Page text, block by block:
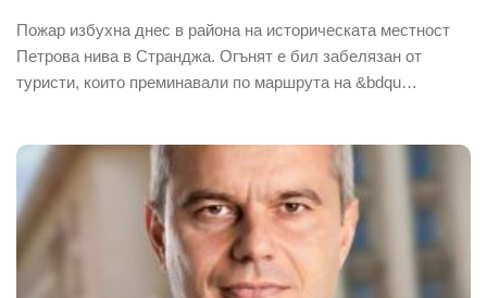
Пожар избухна днес в района на историческата местност
Петрова нива в Странджа. Огънят е бил забелязан от
туристи, които преминавали по маршрута на &bdqu…